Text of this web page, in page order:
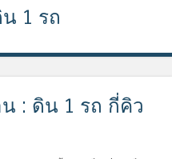
1 รถ
: ดิน 1 รถ กี่คิว